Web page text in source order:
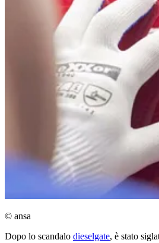
© ansa
Dopo lo scandalo dieselgate, è stato